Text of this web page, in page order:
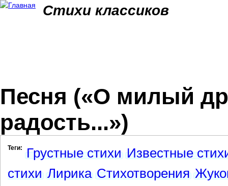
Стихи классиков
Песня («О милый
радость...»)
Теги: Грустные стихи Известные
стихи Лирика Стихотворения